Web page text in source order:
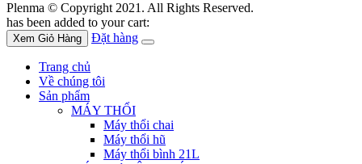
Plenma © Copyright 2021. All Rights Reserved.
has been added to your cart:
Xem Giỏ Hàng Đặt hàng
Trang chủ
Về chúng tôi
Sản phẩm
MÁY THỔI
Máy thổi chai
Máy thổi hũ
Máy thổi bình 21L